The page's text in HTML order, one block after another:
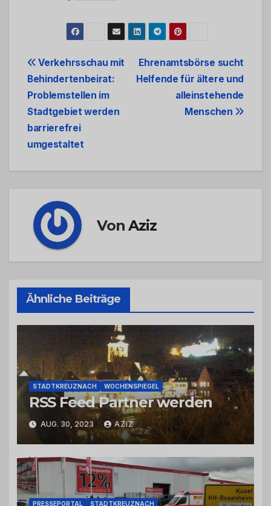
Beitrags-
Navigation
Ehrenamtsbörse sucht
Helfende für ältere und
alleinstehende
Menschen
Verkehrsschau mit
Behindertenbeirat:
Problemstellen im
Stadtgebiet werden
barrierefrei
umgestaltet
VonAziz
Ähnliche Beiträge
STADTKREUZNACH WOCHENSPIEGEL
RSS Feed Partner werden
AUG. 30, 2023 AZIZ
PRESSEPORTAL STADTKREUZNACH